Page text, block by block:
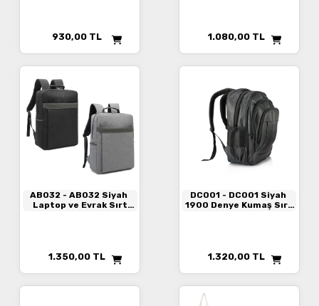
930,00 TL 1.080,00 TL
AB032 - AB032 Siyah
Laptop ve Evrak Sırt
1.350,00 TL
DC001 - DC001 Siyah
1900 Denye Kumaş Sırt
1.320,00 TL